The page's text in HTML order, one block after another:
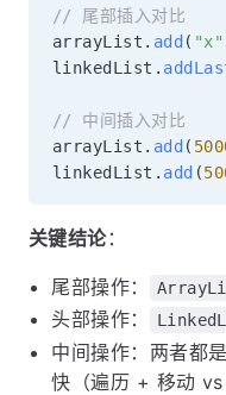
// 尾部插入对比
arrayList . add ( "x"
linkedList .
// 中间插入对比
arrayList . add (
linkedList . add (
关键结论：
尾部操作：
头部操作：
中间操作：两者都
快（遍历 + 移动 vs